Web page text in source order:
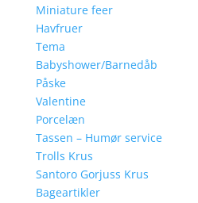
Miniature feer
Havfruer
Tema
Babyshower/Barnedåb
Påske
Valentine
Porcelæn
Tassen – Humør service
Trolls Krus
Santoro Gorjuss Krus
Bageartikler